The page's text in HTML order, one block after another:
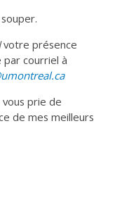
votre présence
par courriel à
prie de
de mes meilleurs